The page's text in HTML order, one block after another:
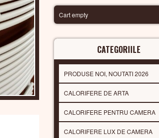
Cart empty
CATEGORIILE
PRODUSE NOI, NOUTATI 2026
CALORIFERE DE ARTA
CALORIFERE PENTRU CAMERA
CALORIFERE LUX DE CAMERA